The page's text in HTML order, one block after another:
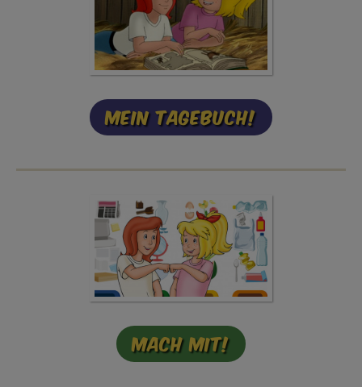
Mein Tagebuch!
Mach mit!